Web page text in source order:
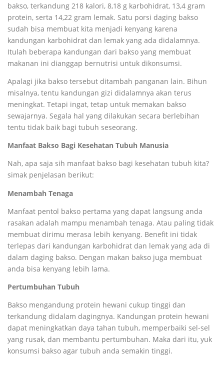
bakso, terkandung 218 kalori, 8,18 g karbohidrat, 13,4 gram
protein, serta 14,22 gram lemak. Satu porsi daging bakso
sudah bisa membuat kita menjadi kenyang karena
kandungan karbohidrat dan lemak yang ada didalamnya.
Itulah beberapa kandungan dari bakso yang membuat
makanan ini dianggap bernutrisi untuk dikonsumsi.
Apalagi jika bakso tersebut ditambah panganan lain. Bihun
misalnya, tentu kandungan gizi didalamnya akan terus
meningkat. Tetapi ingat, tetap untuk memakan bakso
sewajarnya. Segala hal yang dilakukan secara berlebihan
tentu tidak baik bagi tubuh seseorang.
Manfaat Bakso Bagi Kesehatan Tubuh Manusia
Nah, apa saja sih manfaat bakso bagi kesehatan tubuh kita?
simak penjelasan berikut:
Menambah Tenaga
Manfaat pentol bakso pertama yang dapat langsung anda
rasakan adalah mampu menambah tenaga. Atau paling tidak
membuat dirimu merasa lebih kenyang. Benefit ini tidak
terlepas dari kandungan karbohidrat dan lemak yang ada di
dalam daging bakso. Dengan makan bakso juga membuat
anda bisa kenyang lebih lama.
Pertumbuhan Tubuh
Bakso mengandung protein hewani cukup tinggi dan
terkandung didalam dagingnya. Kandungan protein hewani
dapat meningkatkan daya tahan tubuh, memperbaiki sel-sel
yang rusak, dan membantu pertumbuhan. Maka dari itu, yuk
konsumsi bakso agar tubuh anda semakin tinggi.